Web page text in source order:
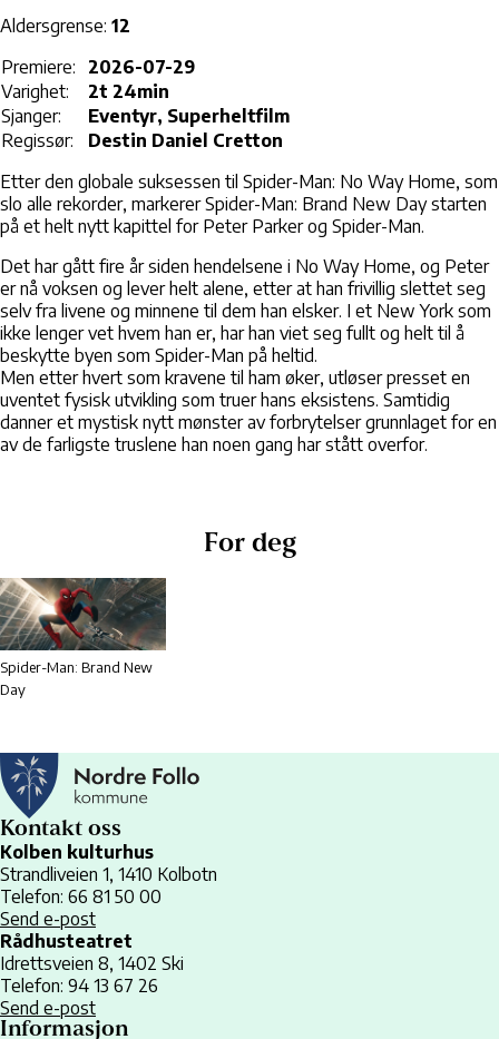
Aldersgrense: 12
Premiere:
2026-07-29
Varighet:
2t 24min
Sjanger:
Eventyr, Superheltfilm
Regissør:
Destin Daniel Cretton
Etter den globale suksessen til Spider-Man: No Way Home, som
slo alle rekorder, markerer Spider-Man: Brand New Day starten
på et helt nytt kapittel for Peter Parker og Spider-Man.
Det har gått fire år siden hendelsene i No Way Home, og Peter
er nå voksen og lever helt alene, etter at han frivillig slettet seg
selv fra livene og minnene til dem han elsker. I et New York som
ikke lenger vet hvem han er, har han viet seg fullt og helt til å
beskytte byen som Spider-Man på heltid.
Men etter hvert som kravene til ham øker, utløser presset en
uventet fysisk utvikling som truer hans eksistens. Samtidig
danner et mystisk nytt mønster av forbrytelser grunnlaget for en
av de farligste truslene han noen gang har stått overfor.
For deg
Spider-Man: Brand New
Day
Kontakt oss
Kolben kulturhus
Strandliveien 1, 1410 Kolbotn
Telefon: 66 81 50 00
Send e-post
Rådhusteatret
Idrettsveien 8, 1402 Ski
Telefon: 94 13 67 26
Send e-post
Informasjon